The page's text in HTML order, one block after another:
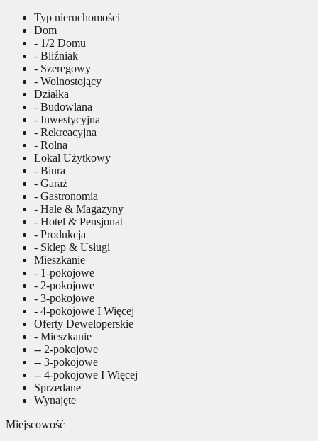
Typ nieruchomości
Dom
- 1/2 Domu
- Bliźniak
- Szeregowy
- Wolnostojący
Działka
- Budowlana
- Inwestycyjna
- Rekreacyjna
- Rolna
Lokal Użytkowy
- Biura
- Garaż
- Gastronomia
- Hale & Magazyny
- Hotel & Pensjonat
- Produkcja
- Sklep & Usługi
Mieszkanie
- 1-pokojowe
- 2-pokojowe
- 3-pokojowe
- 4-pokojowe I Więcej
Oferty Deweloperskie
- Mieszkanie
-- 2-pokojowe
-- 3-pokojowe
-- 4-pokojowe I Więcej
Sprzedane
Wynajęte
Miejscowość